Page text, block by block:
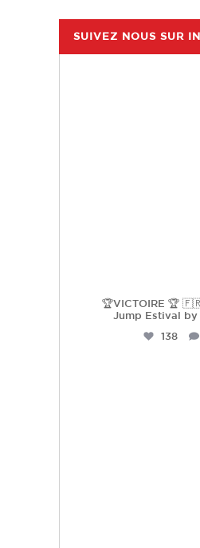
SUIVEZ NOUS SUR
🏆VICTOIRE 🏆
Jump Estival by
138